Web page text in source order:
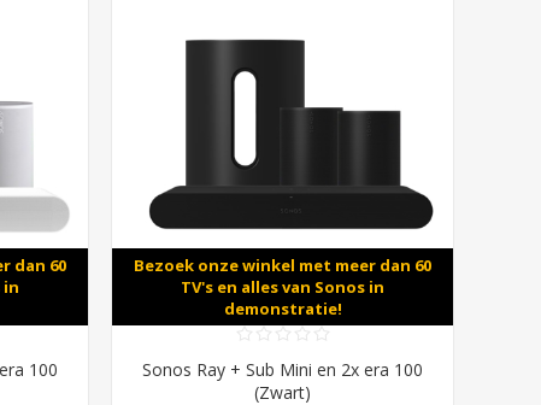
dan 60
in
100
Bezoek onze winkel met meer dan 60
TV's en alles van Sonos in
demonstratie!
Sonos Ray + Sub Mini en 2x era 100
(Zwart)